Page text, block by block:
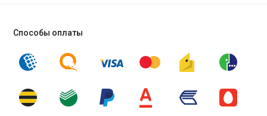
Способы оплаты